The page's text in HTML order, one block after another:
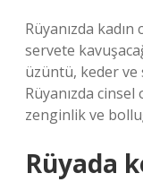
Rüyanızda
servete
üzüntü, keder ve
Rüyanızda
zenginlik ve
Rüyada